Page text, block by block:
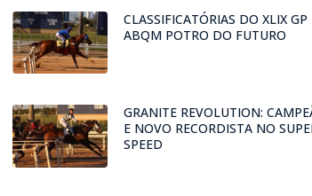
CLASSIFICATÓRIAS DO XLIX GP
ABQM POTRO DO FUTURO
GRANITE REVOLUTION:
E NOVO RECORDISTA NO
SPEED